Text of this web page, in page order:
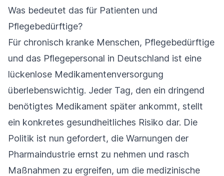
Was bedeutet das für Patienten und
Pflegebedürftige?
Für chronisch kranke Menschen, Pflegebedürftige
und das Pflegepersonal in Deutschland ist eine
lückenlose Medikamentenversorgung
überlebenswichtig. Jeder Tag, den ein dringend
benötigtes Medikament später ankommt, stellt
ein konkretes gesundheitliches Risiko dar. Die
Politik ist nun gefordert, die Warnungen der
Pharmaindustrie ernst zu nehmen und rasch
Maßnahmen zu ergreifen, um die medizinische